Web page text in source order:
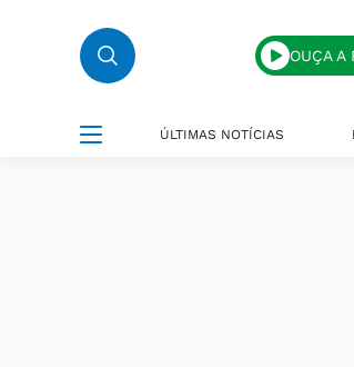
OUÇA A
ÚLTIMAS NOTÍCIAS